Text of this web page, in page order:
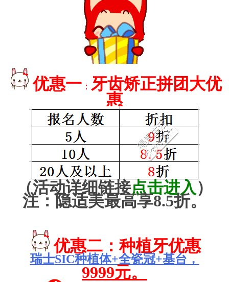
优惠一 ： 牙齿矫正拼团大优
惠
（活动详细链接点击进入）
注：隐适美最高享8.5折。
优惠二：种植牙优惠
瑞士SIC种植体+全瓷冠+基台，
9999元。